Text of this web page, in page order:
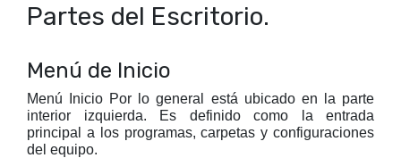
Partes del Escritorio.
Menú de Inicio
Menú Inicio Por lo general está ubicado en la parte
interior izquierda. Es definido como la entrada
principal a los programas, carpetas y configuraciones
del equipo.